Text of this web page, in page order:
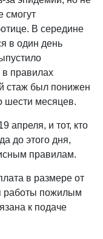
смогут
В середине
в один день
в правилах
стаж был понижен
шести месяцев.
апреля, и тот, кто
до этого дня,
правилам.
в размере от
работы пожилым
к подаче